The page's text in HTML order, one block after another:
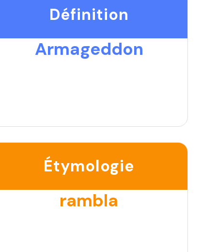
Définition
Armageddon
Étymologie
rambla